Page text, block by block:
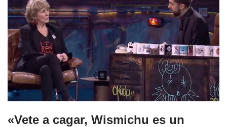
«Vete a cagar, Wismichu es un